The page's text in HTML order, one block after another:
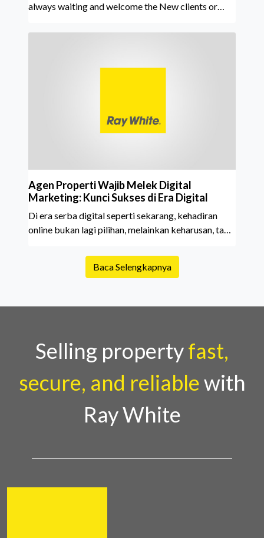
always waiting and welcome the New clients or
Agen Properti Wajib Melek Digital
Marketing: Kunci Sukses di Era Digital
Di era serba digital seperti sekarang, kehadiran
online bukan lagi pilihan, melainkan keharusan, tak
Baca Selengkapnya
Selling propertyfast,
secure, and reliablewith
Ray White